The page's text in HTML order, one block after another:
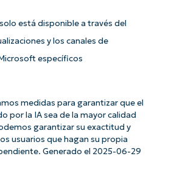
está disponible a través del
y los canales de
específicos
medidas para garantizar que el
por la IA sea de la mayor calidad
garantizar su exactitud y
usuarios que hagan su propia
Generado el 2025-06-29
los análisis de KB
en IA de NinjaOne!